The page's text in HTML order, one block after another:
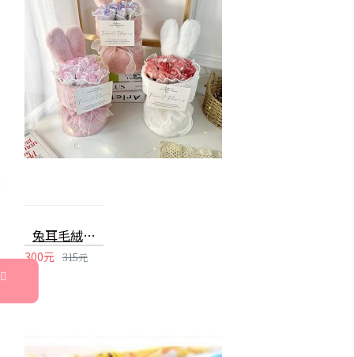
兔耳毛絨玫瑰花束 玫瑰花 香皂花 花束 捧花 七夕 情人節 告白禮物
300元 315元